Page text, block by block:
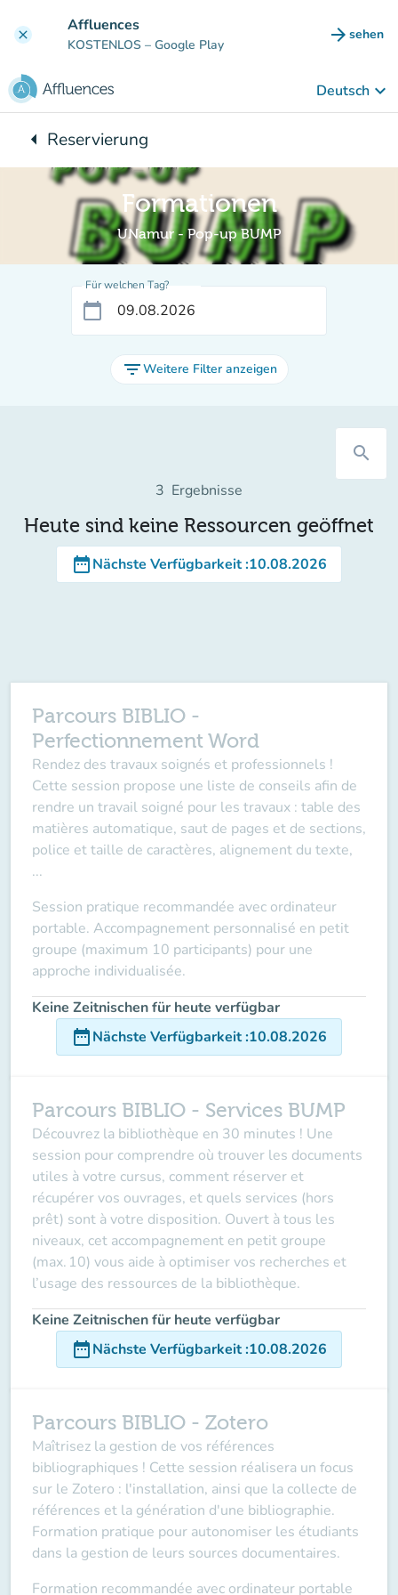
clear Affluences
KOSTENLOS – Google Play arrow_forward sehen
(new
Deutsch keyboard_arrow_down
arrow_leftZurück zu:
Reservierung
Formationen
UNamur - Pop-up BUMP
Für welchen Tag?
calendar_today
filter_listWeitere Filter anzeigen
search
3 Ergebnisse
Heute sind keine Ressourcen geöffnet
date_rangeNächste Verfügbarkeit:10.08.2026
Parcours BIBLIO -
Perfectionnement Word
Rendez des travaux soignés et professionnels !
Cette session propose une liste de conseils afin de
rendre un travail soigné pour les travaux : table des
matières automatique, saut de pages et de sections,
police et taille de caractères, alignement du texte,
...
Session pratique recommandée avec ordinateur
portable. Accompagnement personnalisé en petit
groupe (maximum 10 participants) pour une
approche individualisée.
Keine Zeitnischen für heute verfügbar
date_rangeNächste Verfügbarkeit:10.08.2026
Parcours BIBLIO - Services BUMP
Découvrez la bibliothèque en 30 minutes ! Une
session pour comprendre où trouver les documents
utiles à votre cursus, comment réserver et
récupérer vos ouvrages, et quels services (hors
prêt) sont à votre disposition. Ouvert à tous les
niveaux, cet accompagnement en petit groupe
(max. 10) vous aide à optimiser vos recherches et
l’usage des ressources de la bibliothèque.
Keine Zeitnischen für heute verfügbar
date_rangeNächste Verfügbarkeit:10.08.2026
Parcours BIBLIO - Zotero
Maîtrisez la gestion de vos références
bibliographiques ! Cette session réalisera un focus
sur le Zotero : l'installation, ainsi que la collecte de
références et la génération d'une bibliographie.
Formation pratique pour autonomiser les étudiants
dans la gestion de leurs sources documentaires.
Formation recommandée avec ordinateur portable